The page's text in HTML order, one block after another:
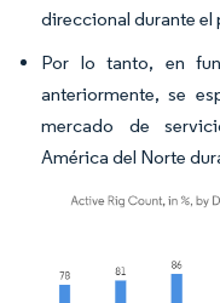
direccional durante
Por lo tanto, en
anteriormente, se
mercado de
América del Norte